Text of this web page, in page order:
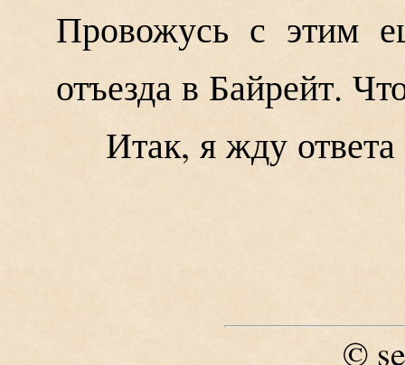
Провожусь с этим
отъезда в Байрейт.
Итак, я жду
©